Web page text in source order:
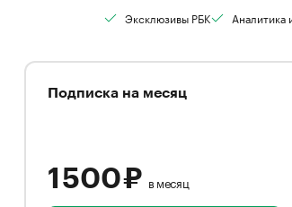
Эксклюзивы РБК Аналитика
Подписка на месяц
1 500 ₽ в месяц